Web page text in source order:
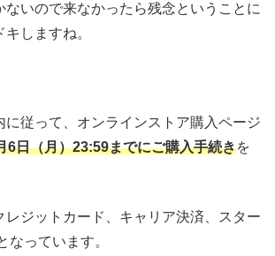
ないので来なかったら残念ということに
しますね。
に従って、オンラインストア購入ページ
6日（月）23:59までにご購入手続きを
レジットカード、キャリア決済、スター
なっています。